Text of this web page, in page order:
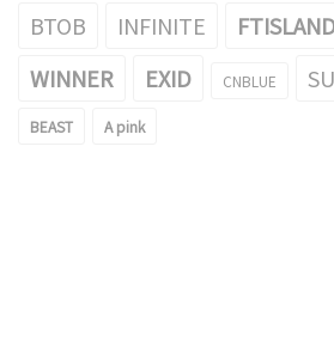
BTOB INFINITE
WINNER
EXID CNBLUE
BEAST A pink